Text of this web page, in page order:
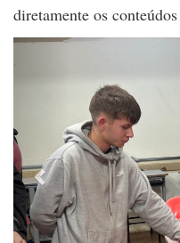
diretamente os